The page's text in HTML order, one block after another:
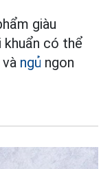
giàu
khuẩn có thể
ngủ ngon